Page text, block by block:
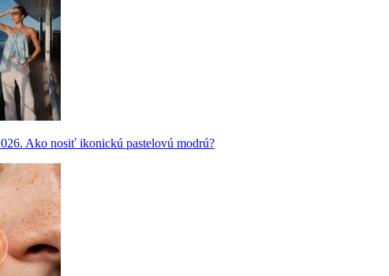
Ako nosiť ikonickú pastelovú modrú?